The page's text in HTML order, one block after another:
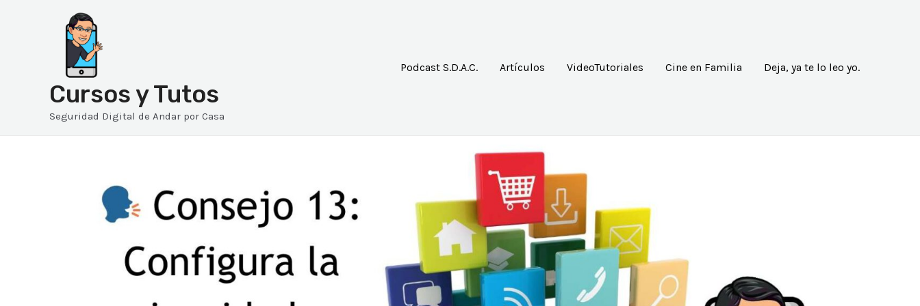
Cursos y Tutos
Seguridad Digital de Andar por Casa
Podcast S.D.A.C. Artículos VideoTutoriales Cine en Familia Deja, ya te lo leo yo.